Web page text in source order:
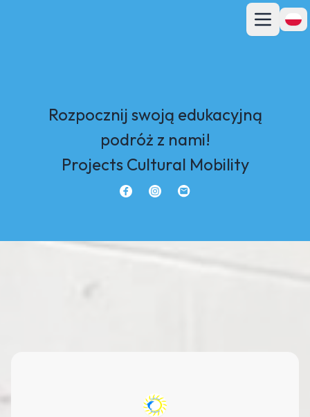
Otwórz
Rozpocznij swoją edukacyjną
podróż z nami!
Projects Cultural Mobility